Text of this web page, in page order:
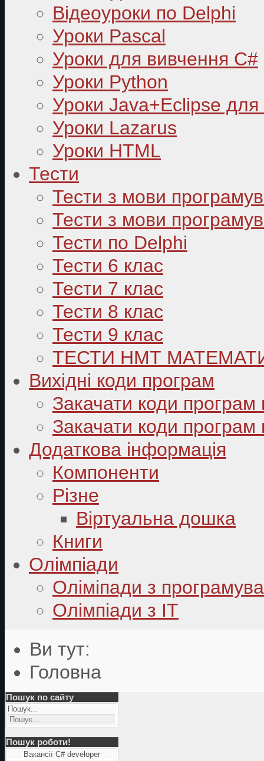
Відеоуроки по Delphi
Уроки Pascal
Уроки для вивчення C#
Уроки Python
Уроки Java+Eclipse
Уроки Lazarus
Уроки HTML
Тести
Тести з мови
Тести з мови
Тести по Delphi
Тести 6 клас
Тести 7 клас
Тести 8 клас
Тести 9 клас
ТЕСТИ НМТ
Вихідні коди програм
Закачати коди програм
Закачати коди програм
Додаткова інформація
Компоненти
Різне
Віртуальна дошка
Книги
Олімпіади
Оліміпади з
Олімпіади з ІТ
Ви тут:
Головна
Пошук по сайту
Пошук...
Пошук роботи!
Вакансії C# developer